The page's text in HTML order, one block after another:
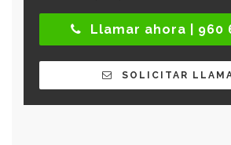
Llamar ahora | 960
SOLICITAR